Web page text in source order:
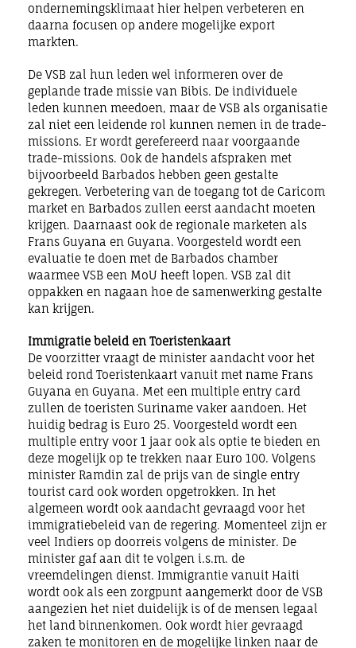
ondernemingsklimaat hier helpen verbeteren en
daarna focusen op andere mogelijke export
markten.
De VSB zal hun leden wel informeren over de
geplande trade missie van Bibis. De individuele
leden kunnen meedoen, maar de VSB als organisatie
zal niet een leidende rol kunnen nemen in de trade-
missions. Er wordt gerefereerd naar voorgaande
trade-missions. Ook de handels afspraken met
bijvoorbeeld Barbados hebben geen gestalte
gekregen. Verbetering van de toegang tot de Caricom
market en Barbados zullen eerst aandacht moeten
krijgen. Daarnaast ook de regionale marketen als
Frans Guyana en Guyana. Voorgesteld wordt een
evaluatie te doen met de Barbados chamber
waarmee VSB een MoU heeft lopen. VSB zal dit
oppakken en nagaan hoe de samenwerking gestalte
kan krijgen.
Immigratie beleid en Toeristenkaart
De voorzitter vraagt de minister aandacht voor het
beleid rond Toeristenkaart vanuit met name Frans
Guyana en Guyana. Met een multiple entry card
zullen de toeristen Suriname vaker aandoen. Het
huidig bedrag is Euro 25. Voorgesteld wordt een
multiple entry voor 1 jaar ook als optie te bieden en
deze mogelijk op te trekken naar Euro 100. Volgens
minister Ramdin zal de prijs van de single entry
tourist card ook worden opgetrokken. In het
algemeen wordt ook aandacht gevraagd voor het
immigratiebeleid van de regering. Momenteel zijn er
veel Indiers op doorreis volgens de minister. De
minister gaf aan dit te volgen i.s.m. de
vreemdelingen dienst. Immigrantie vanuit Haiti
wordt ook als een zorgpunt aangemerkt door de VSB
aangezien het niet duidelijk is of de mensen legaal
het land binnenkomen. Ook wordt hier gevraagd
zaken te monitoren en de mogelijke linken naar de